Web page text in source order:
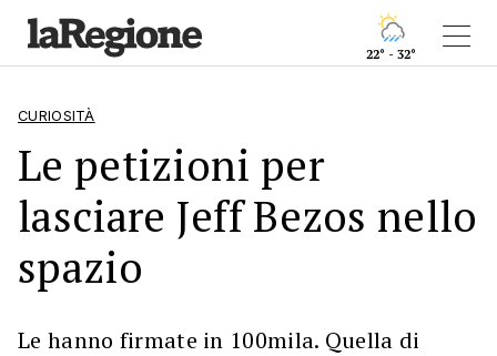
22° - 32°
CURIOSITÀ
Le petizioni per
lasciare Jeff Bezos nello
spazio
Le hanno firmate in 100mila. Quella di